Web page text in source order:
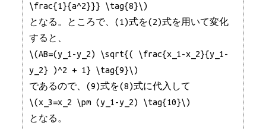
\frac{1}{a^2}}} \tag{8}\)
となる。ところで、(1)式を(2)式を用いて変化
すると、
\(AB=(y_1-y_2) \sqrt{( \frac{x_1-x_2}{y_1-
y_2} )^2 + 1} \tag{9}\)
であるので、(9)式を(8)式に代入して
\(x_3=x_2 \pm (y_1-y_2) \tag{10}\)
となる。